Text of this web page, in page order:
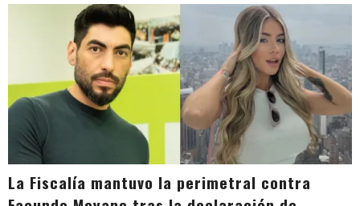
La Fiscalía mantuvo la perimetral contra